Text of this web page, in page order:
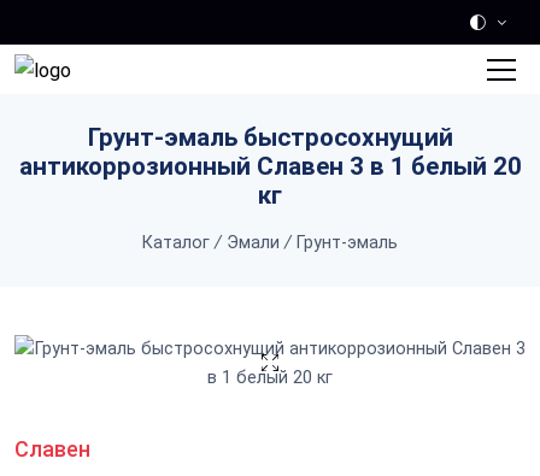
Грунт-эмаль быстросохнущий
антикоррозионный Славен 3 в 1 белый 20
кг
Каталог / Эмали / Грунт-эмаль
Славен